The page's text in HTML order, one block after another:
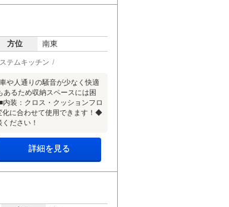
方位 南東
テムキッチン
や人通りの騒音が少なく快適
るため収納スペースには困
装：クロス・クッションフロ
に合わせて使用できます！◆
ださい！
詳細を見る